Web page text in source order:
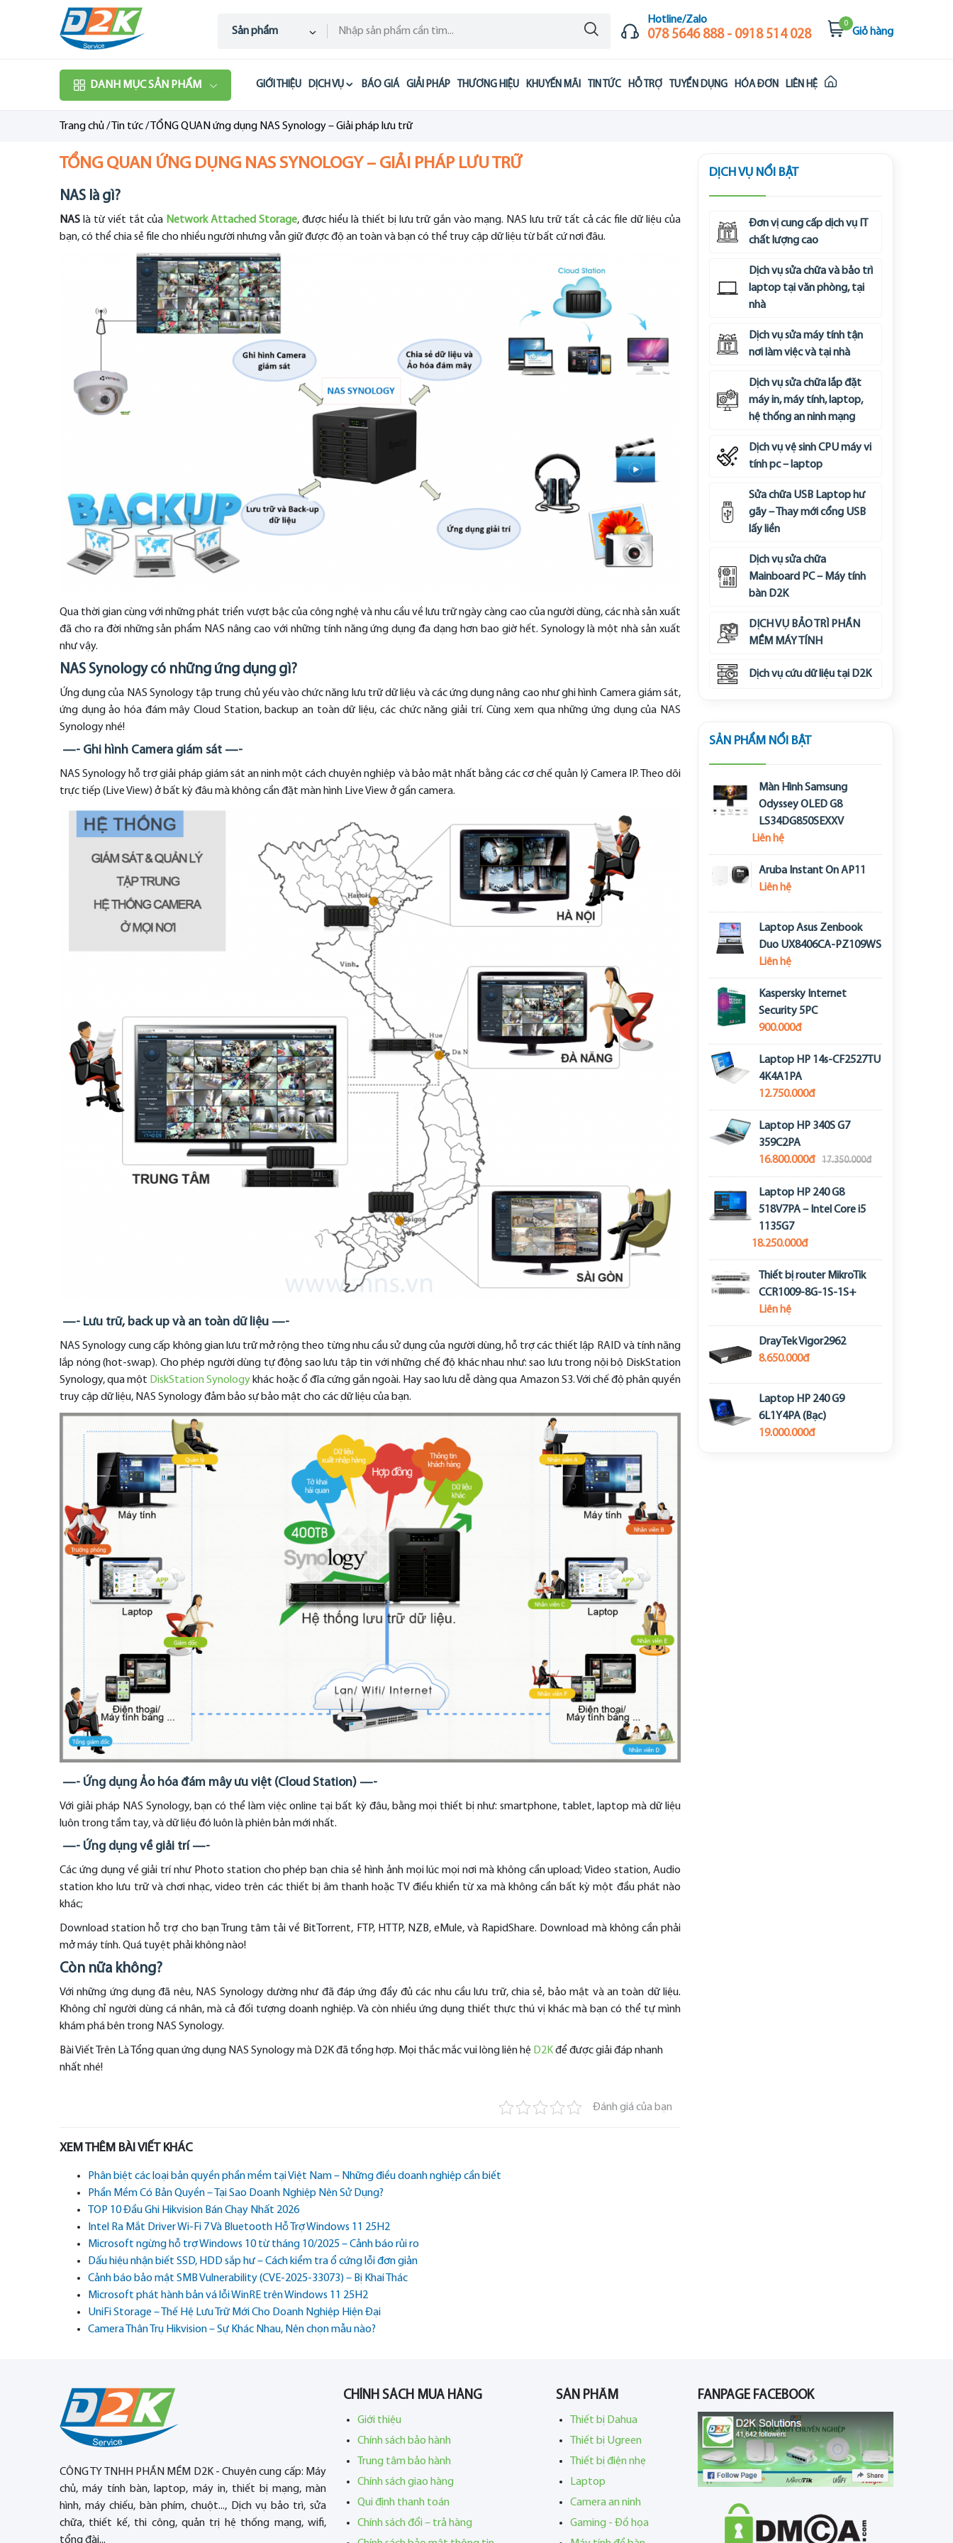
Sản phẩm
Hotline/Zalo
078 5646 888 - 0918 514 028
0
Giỏ hàng
DANH MỤC SẢN PHẨM GIỚI THIỆU DỊCH VỤ BÁO GIÁ GIẢI PHÁP THƯƠNG HIỆU KHUYẾN MÃI TIN TỨC HỖ TRỢ TUYỂN DỤNG HÓA ĐƠN LIÊN HỆ
Trang chủ/ Tin tức/ TỔNG QUAN ứng dụng NAS Synology – Giải pháp lưu trữ
TỔNG QUAN ỨNG DỤNG NAS SYNOLOGY – GIẢI PHÁP LƯU TRỮ
NAS là gì?
NAS là từ viết tắt của Network Attached Storage, được hiểu là thiết bị lưu trữ gắn vào mạng. NAS lưu trữ tất cả các file dữ liệu của
bạn, có thể chia sẻ file cho nhiều người nhưng vẫn giữ được độ an toàn và bạn có thể truy cập dữ liệu từ bất cứ nơi đâu.
Qua thời gian cùng với những phát triển vượt bậc của công nghệ và nhu cầu về lưu trữ ngày càng cao của người dùng, các nhà sản xuất
đã cho ra đời những sản phẩm NAS nâng cao với những tính năng ứng dụng đa dạng hơn bao giờ hết. Synology là một nhà sản xuất
như vậy.
NAS Synology có những ứng dụng gì?
Ứng dụng của NAS Synology tập trung chủ yếu vào chức năng lưu trữ dữ liệu và các ứng dụng nâng cao như ghi hình Camera giám sát,
ứng dụng ảo hóa đám mây Cloud Station, backup an toàn dữ liệu, các chức năng giải trí. Cùng xem qua những ứng dụng của NAS
Synology nhé!
—- Ghi hình Camera giám sát —-
NAS Synology hỗ trợ giải pháp giám sát an ninh một cách chuyên nghiệp và bảo mật nhất bằng các cơ chế quản lý Camera IP. Theo dõi
trực tiếp (Live View) ở bất kỳ đâu mà không cần đặt màn hình Live View ở gần camera.
—- Lưu trữ, back up và an toàn dữ liệu —-
NAS Synology cung cấp không gian lưu trữ mở rộng theo từng nhu cầu sử dụng của người dùng, hỗ trợ các thiết lập RAID và tính năng
lắp nóng (hot-swap). Cho phép người dùng tự động sao lưu tập tin với những chế độ khác nhau như: sao lưu trong nội bộ DiskStation
Synology, qua một DiskStation Synology khác hoặc ổ đĩa cứng gắn ngoài. Hay sao lưu dễ dàng qua Amazon S3. Với chế độ phân quyền
truy cập dữ liệu, NAS Synology đảm bảo sự bảo mật cho các dữ liệu của bạn.
—- Ứng dụng Ảo hóa đám mây ưu việt (Cloud Station) —-
Với giải pháp NAS Synology, bạn có thể làm việc online tại bất kỳ đâu, bằng mọi thiết bị như: smartphone, tablet, laptop mà dữ liệu
luôn trong tầm tay, và dữ liệu đó luôn là phiên bản mới nhất.
—- Ứng dụng về giải trí —-
Các ứng dụng về giải trí như Photo station cho phép bạn chia sẻ hình ảnh mọi lúc mọi nơi mà không cần upload; Video station, Audio
station kho lưu trữ và chơi nhạc, video trên các thiết bị âm thanh hoặc TV điều khiển từ xa mà không cần bất kỳ một đầu phát nào
khác;
Download station hỗ trợ cho bạn Trung tâm tải về BitTorrent, FTP, HTTP, NZB, eMule, và RapidShare. Download mà không cần phải
mở máy tính. Quá tuyệt phải không nào!
Còn nữa không?
Với những ứng dụng đã nêu, NAS Synology dường như đã đáp ứng đầy đủ các nhu cầu lưu trữ, chia sẻ, bảo mật và an toàn dữ liệu.
Không chỉ người dùng cá nhân, mà cả đối tượng doanh nghiệp. Và còn nhiều ứng dụng thiết thực thú vị khác mà bạn có thể tự mình
khám phá bên trong NAS Synology.
Bài Viết Trên Là Tổng quan ứng dụng NAS Synology mà D2K đã tổng hợp. Mọi thắc mắc vui lòng liên hệ D2Kđể được giải đáp nhanh
nhất nhé!
Đánh giá của bạn
XEM THÊM BÀI VIẾT KHÁC
Phân biệt các loại bản quyền phần mềm tại Việt Nam – Những điều doanh nghiệp cần biết
Phần Mềm Có Bản Quyền – Tại Sao Doanh Nghiệp Nên Sử Dụng?
TOP 10 Đầu Ghi Hikvision Bán Chạy Nhất 2026
Intel Ra Mắt Driver Wi-Fi 7 Và Bluetooth Hỗ Trợ Windows 11 25H2
Microsoft ngừng hỗ trợ Windows 10 từ tháng 10/2025 – Cảnh báo rủi ro
Dấu hiệu nhận biết SSD, HDD sắp hư – Cách kiểm tra ổ cứng lỗi đơn giản
Cảnh báo bảo mật SMB Vulnerability (CVE-2025-33073) – Bị Khai Thác
Microsoft phát hành bản vá lỗi WinRE trên Windows 11 25H2
UniFi Storage – Thế Hệ Lưu Trữ Mới Cho Doanh Nghiệp Hiện Đại
Camera Thân Trụ Hikvision – Sự Khác Nhau, Nên chọn mẫu nào?
DỊCH VỤ NỔI BẬT
Đơn vị cung cấp dịch vụ IT
chất lượng cao
Dịch vụ sửa chữa và bảo trì
laptop tại văn phòng, tại
nhà
Dịch vụ sửa máy tính tận
nơi làm việc và tại nhà
Dịch vụ sửa chữa lắp đặt
máy in, máy tính, laptop,
hệ thống an ninh mạng
Dịch vụ vệ sinh CPU máy vi
tính pc – laptop
Sửa chữa USB Laptop hư
gãy – Thay mới cổng USB
lấy liền
Dịch vụ sửa chữa
Mainboard PC – Máy tính
bàn D2K
DỊCH VỤ BẢO TRÌ PHẦN
MỀM MÁY TÍNH
Dịch vụ cứu dữ liệu tại D2K
SẢN PHẨM NỔI BẬT
Màn Hình Samsung
Odyssey OLED G8
LS34DG850SEXXV
Liên hệ
Aruba Instant On AP11
Liên hệ
Laptop Asus Zenbook
Duo UX8406CA-PZ109WS
Liên hệ
Kaspersky Internet
Security 5PC
900.000đ
Laptop HP 14s-CF2527TU
4K4A1PA
12.750.000đ
Laptop HP 340S G7
359C2PA
16.800.000đ
17.350.000đ
Laptop HP 240 G8
518V7PA – Intel Core i5
1135G7
18.250.000đ
Thiết bị router MikroTik
CCR1009-8G-1S-1S+
Liên hệ
DrayTek Vigor2962
8.650.000đ
Laptop HP 240 G9
6L1Y4PA (Bạc)
19.000.000đ
CÔNG TY TNHH PHẦN MỀM D2K - Chuyên cung cấp: Máy
chủ, máy tính bàn, laptop, máy in, thiết bị mạng, màn
hình, máy chiếu, bàn phím, chuột..., Dịch vụ bảo trì, sửa
chữa, thiết kế, thi công, quản trị hệ thống mạng, wifi,
tổng đài...
CHÍNH SÁCH MUA HÀNG
Giới thiệu
Chính sách bảo hành
Trung tâm bảo hành
Chính sách giao hàng
Qui định thanh toán
Chính sách đổi – trả hàng
SẢN PHẨM
Thiết bị Dahua
Thiết bị Ugreen
Thiết bị điện nhẹ
Laptop
Camera an ninh
Gaming - Đồ họa
FANPAGE FACEBOOK